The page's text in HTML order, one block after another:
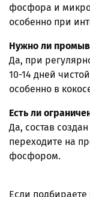
фосфора и
особенно при
Нужно ли
Да, при
10-14 дней
особенно в
Есть ли
Да, состав
переходите на
фосфором.
Если подбираете